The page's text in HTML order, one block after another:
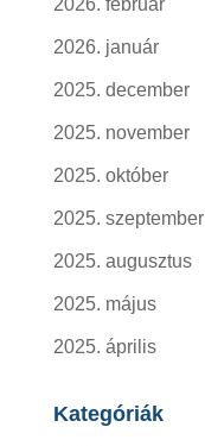
2026. február
2026. január
2025. december
2025. november
2025. október
2025. szeptember
2025. augusztus
2025. május
2025. április
Kategóriák